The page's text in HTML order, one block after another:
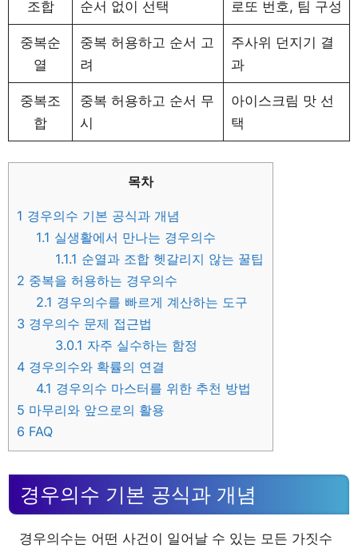
조합 순서 없이 선택 로또 번호, 팀 구성
중복순
열
중복 허용하고 순서 고
려
주사위 던지기 결
과
중복조
합
중복 허용하고 순서 무
시
아이스크림 맛 선
택
목차
1 경우의수 기본 공식과 개념
1.1 실생활에서 만나는 경우의수
1.1.1 순열과 조합 헷갈리지 않는 꿀팁
2 중복을 허용하는 경우의수
2.1 경우의수를 빠르게 계산하는 도구
3 경우의수 문제 접근법
3.0.1 자주 실수하는 함정
4 경우의수와 확률의 연결
4.1 경우의수 마스터를 위한 추천 방법
5 마무리와 앞으로의 활용
6 FAQ
경우의수 기본 공식과 개념
경우의수는 어떤 사건이 일어날 수 있는 모든 가짓수